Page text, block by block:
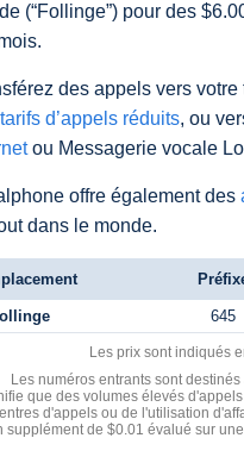
(“Follinge”) pour des
des appels vers
tarifs d’appels réduits, ou
ou Messagerie vocale
offre également des
dans le monde.
645
Les prix sont indiqués
Les numéros entrants sont
que des volumes élevés
d'appels ou de l'utilisation
supplément de $0.01 évalué sur